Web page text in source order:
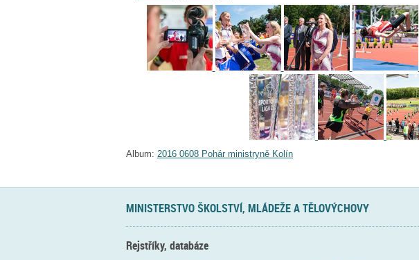
Album: 2016 0608 Pohár ministryně Kolín
MINISTERSTVO ŠKOLSTVÍ, MLÁDEŽE A TĚLOVÝCHOVY
Rejstříky, databáze